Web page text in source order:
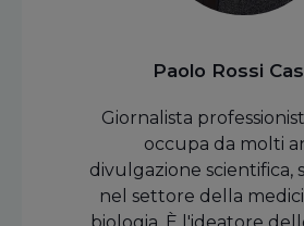
Paolo Rossi
Giornalista
occupa da molti
divulgazione
nel settore della